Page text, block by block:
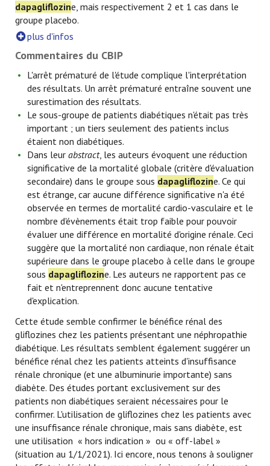
dapagliflozine, mais respectivement 2 et 1 cas dans le
groupe placebo.
plus d'infos
Commentaires du CBIP
L'arrêt prématuré de l'étude complique l'interprétation
des résultats. Un arrêt prématuré entraîne souvent une
surestimation des résultats.
Le sous-groupe de patients diabétiques n'était pas très
important ; un tiers seulement des patients inclus
étaient non diabétiques.
Dans leur abstract, les auteurs évoquent une réduction
significative de la mortalité globale (critère d'évaluation
secondaire) dans le groupe sous dapagliflozine. Ce qui
est étrange, car aucune différence significative n'a été
observée en termes de mortalité cardio-vasculaire et le
nombre d'évènements était trop faible pour pouvoir
évaluer une différence en mortalité d'origine rénale. Ceci
suggère que la mortalité non cardiaque, non rénale était
supérieure dans le groupe placebo à celle dans le groupe
sous dapagliflozine. Les auteurs ne rapportent pas ce
fait et n'entreprennent donc aucune tentative
d'explication.
Cette étude semble confirmer le bénéfice rénal des
gliflozines chez les patients présentant une néphropathie
diabétique. Les résultats semblent également suggérer un
bénéfice rénal chez les patients atteints d'insuffisance
rénale chronique (et une albuminurie importante) sans
diabète. Des études portant exclusivement sur des
patients non diabétiques seraient nécessaires pour le
confirmer. L'utilisation de gliflozines chez les patients avec
une insuffisance rénale chronique, mais sans diabète, est
une utilisation « hors indication » ou « off-label »
(situation au 1/1/2021). Ici encore, nous tenons à souligner